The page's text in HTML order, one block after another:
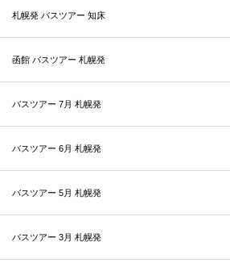
札幌発 バスツアー 知床
函館 バスツアー 札幌発
バスツアー 7月 札幌発
バスツアー 6月 札幌発
バスツアー 5月 札幌発
バスツアー 3月 札幌発